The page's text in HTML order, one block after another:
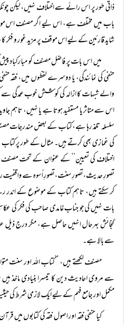
ذاتی طور پر اس رائے سے اختلاف نہیں، لیکن
باب میں مختلف ہے، اس لیے اگر مصنف اس
شاید قارئین کے لیے اس موقف پر مزید غور و فکر
میں اس بات پر فاضل مصنف کو مبارکباد
حنفی کی نمائندگی، یا دوسرے لفظوں میں،
والے شبہات کا ازالہ کی کوشش خوب عمدگی
اس سے متاثر یا مستفید ہوتا ہے یا نہیں، تاہم
سلسلہ تلمذ رہا ہے، کتاب کے بعض مندرجات
کی غمازی بھی کرتے ہیں۔ مثال کے طور پر
اختلاف کی تعیین‘‘ کے عنوان کے تحت
تصورِ حدیث،تصورِ سنت،تصورِ اُسوہ سے واقفیت
کر سکتے ہیں، تاہم کتاب کے موضوع کے
بات نہیں کی جو جناب غامدی صاحب کی فکر کی
گنجائش بہرحال انہیں حاصل ہے، مگر درج ذیل
سے بالا ہے۔
مصنف لکھتے ہیں، ’’کتاب اللہ اور سنت
سے مروی احادیث دین کا تیسرا بنیادی ماخذ
مکمل اور جامع فہم کے لیے ایک لازمی شرط کی
کیا حنفی فقہ اور اصول فقہ کی کتابوں